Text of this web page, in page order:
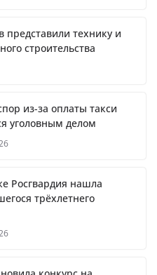
представили технику и
строительства
из-за оплаты такси
уголовным делом
Росгвардия нашла
трёхлетнего